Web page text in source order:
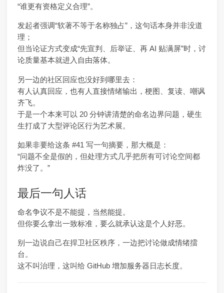
“谁更有资格定义合理”。
发起者强调“软著不等于名称独占”，这句话本身并非没道
理；
但当论证方式变成“先宣判、后举证、再 AI 贴满屏”时，讨
论质量基本就进入自由落体。
另一边的社区回应也没好到哪里去：
有人认真回应，也有人直接情绪输出，梗图、复读、嘲讽
齐飞。
于是一个本来可以 20 分钟讲清楚的命名边界问题，硬生
生打成了大型评论区行为艺术展。
如果非要给这条 #41 写一句摘要，那大概是：
“问题不全是假的，但处理方式几乎把所有可讨论空间都
炸没了。”
最后一句人话
命名争议不是不能提，当然能提。
但你要么拿出一致标准，要么就承认这是个人好恶。
别一边说自己在捍卫社区秩序，一边把讨论做成情绪擂
台。
这不叫治理，这叫给 GitHub 增加服务器日志长度。